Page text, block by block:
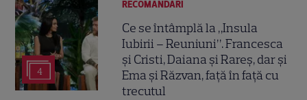
4
RECOMANDĂRI
Ce se întâmplă la „Insula
Iubirii – Reuniuni”. Francesca
și Cristi, Daiana și Rareș, dar și
Ema și Răzvan, față în față cu
trecutul